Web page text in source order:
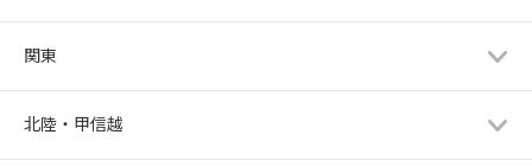
関東
北陸・甲信越